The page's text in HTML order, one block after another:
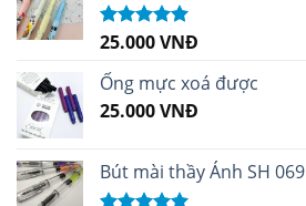
Được xếp
sao
25.000VNĐ
Ống mực xoá được
25.000VNĐ
Bút mài thầy Ánh SH 069